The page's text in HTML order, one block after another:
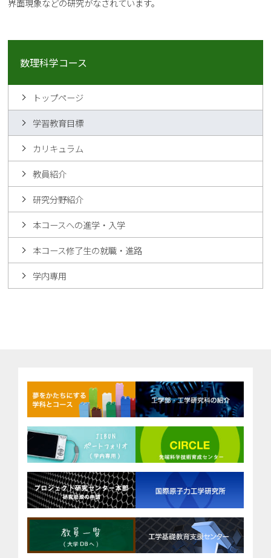
界面現象などの研究がなされています。
数理科学コース
トップページ
学習教育目標
カリキュラム
教員紹介
研究分野紹介
本コースへの進学・入学
本コース修了生の就職・進路
学内専用